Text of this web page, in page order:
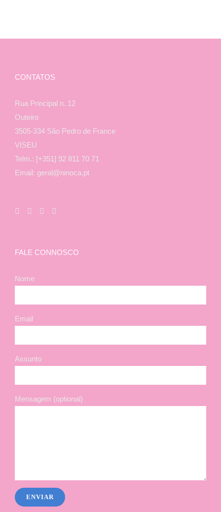
CONTATOS
Rua Principal n. 12
Outeiro
3505-334 São Pedro de France
VISEU
Telm.: [+351] 92 811 70 71
Email: geral@ninoca.pt
FALE CONNOSCO
Nome
Email
Assunto
Mensagem (optional)